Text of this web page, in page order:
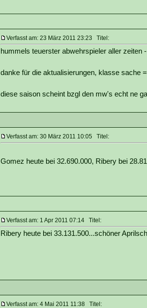
Verfasst am: 23 März 2011 23:23 Titel:
hummels teuerster abwehrspieler aller
danke für die aktualisierungen, klasse sache
diese saison scheint bzgl den mw's echt ne
Verfasst am: 30 März 2011 10:05 Titel:
Gomez heute bei 32.690.000, Ribery bei
Verfasst am: 1 Apr 2011 07:14 Titel:
Ribery heute bei 33.131.500...schöner
Verfasst am: 4 Mai 2011 11:38 Titel: